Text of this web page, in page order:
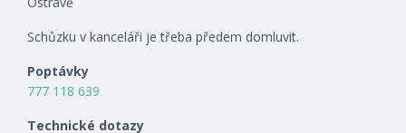
Schůzku v kanceláři je třeba předem domluvit.
Poptávky
777 118 639
Technické dotazy